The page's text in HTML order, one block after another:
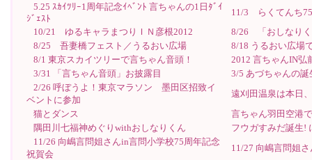
5.25 ｽｶｲﾂﾘｰ1周年記念ｲﾍﾞﾝﾄ 言ちゃんの1日ﾀﾞｲ
ｼﾞｪｽﾄ
11/3 らくてんち
10/21 ゆるキャラまつりＩＮ彦根2012
8/26 「おしなりく
8/25 吾妻橋フェスト／うるおい広場
8/18 うるおい広場
8/1 東京スカイツリーで言ちゃん音頭！
2012 言ちゃんIN弘
3/31 「言ちゃん音頭」お披露目
3/5 あづちゃんの
2/26 呼ぼうよ！東京マラソン 墨田区招致イ
ベントに参加
遠刈田温泉は本日
猫とダンス
言ちゃん羽田空港
隅田川七福神めぐりwithおしなりくん
フウガすみだ誕生!
11/26 向嶋言問姐さんin言問小学校75周年記念
祝賀会
11/27 向嶋言問姐